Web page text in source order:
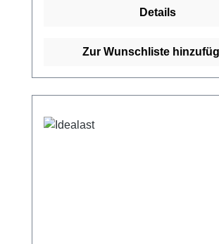
Kompressionsbinde (längs- und
120%Querdehnung ca.
jetzt Bi-Power Binden online bei
Details
Zur Wunschliste